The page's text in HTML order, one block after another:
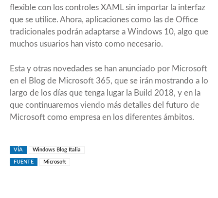
flexible con los controles XAML sin importar la interfaz
que se utilice. Ahora, aplicaciones como las de Office
tradicionales podrán adaptarse a Windows 10, algo que
muchos usuarios han visto como necesario.
Esta y otras novedades se han anunciado por Microsoft
en el Blog de Microsoft 365, que se irán mostrando a lo
largo de los días que tenga lugar la Build 2018, y en la
que continuaremos viendo más detalles del futuro de
Microsoft como empresa en los diferentes ámbitos.
VÍA Windows Blog Italia
FUENTE Microsoft